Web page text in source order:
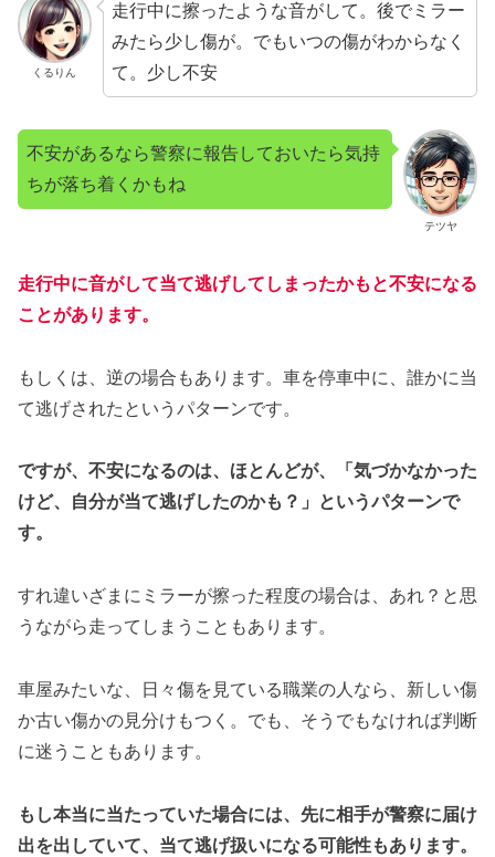
くるりん
走行中に擦ったような音がして。後でミラー
みたら少し傷が。でもいつの傷がわからなく
て。少し不安
テツヤ
不安があるなら警察に報告しておいたら気持
ちが落ち着くかもね
走行中に音がして当て逃げしてしまったかもと不安になる
ことがあります。
もしくは、逆の場合もあります。車を停車中に、誰かに当
て逃げされたというパターンです。
ですが、不安になるのは、ほとんどが、「気づかなかった
けど、自分が当て逃げしたのかも？」というパターンで
す。
すれ違いざまにミラーが擦った程度の場合は、あれ？と思
うながら走ってしまうこともあります。
車屋みたいな、日々傷を見ている職業の人なら、新しい傷
か古い傷かの見分けもつく。でも、そうでもなければ判断
に迷うこともあります。
もし本当に当たっていた場合には、先に相手が警察に届け
出を出していて、当て逃げ扱いになる可能性もあります。